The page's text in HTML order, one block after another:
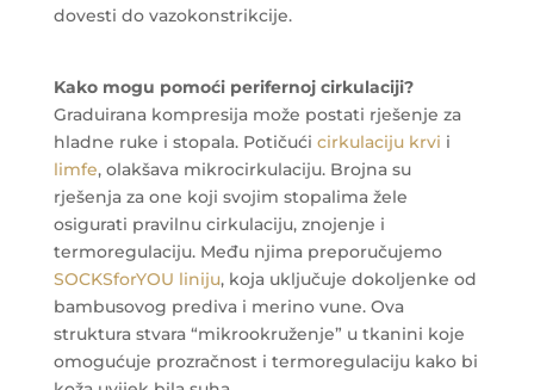
dovesti do vazokonstrikcije.
Kako mogu pomoći perifernoj cirkulaciji?
Graduirana kompresija može postati rješenje za
hladne ruke i stopala. Potičući cirkulaciju krvi i
limfe, olakšava mikrocirkulaciju. Brojna su
rješenja za one koji svojim stopalima žele
osigurati pravilnu cirkulaciju, znojenje i
termoregulaciju. Među njima preporučujemo
SOCKSforYOU liniju, koja uključuje dokoljenke od
bambusovog prediva i merino vune. Ova
struktura stvara “mikrookruženje” u tkanini koje
omogućuje prozračnost i termoregulaciju kako bi